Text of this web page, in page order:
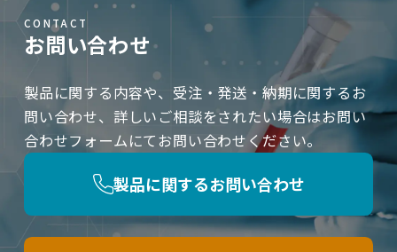
CONTACT
お問い合わせ
製品に関する内容や、受注・発送・納期に関するお
問い合わせ、詳しいご相談をされたい場合はお問い
合わせフォームにてお問い合わせください。
製品に関するお問い合わせ